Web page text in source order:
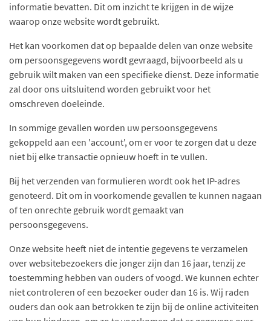
informatie bevatten. Dit om inzicht te krijgen in de wijze
waarop onze website wordt gebruikt.
Het kan voorkomen dat op bepaalde delen van onze website
om persoonsgegevens wordt gevraagd, bijvoorbeeld als u
gebruik wilt maken van een specifieke dienst. Deze informatie
zal door ons uitsluitend worden gebruikt voor het
omschreven doeleinde.
In sommige gevallen worden uw persoonsgegevens
gekoppeld aan een 'account', om er voor te zorgen dat u deze
niet bij elke transactie opnieuw hoeft in te vullen.
Bij het verzenden van formulieren wordt ook het IP-adres
genoteerd. Dit om in voorkomende gevallen te kunnen nagaan
of ten onrechte gebruik wordt gemaakt van
persoonsgegevens.
Onze website heeft niet de intentie gegevens te verzamelen
over websitebezoekers die jonger zijn dan 16 jaar, tenzij ze
toestemming hebben van ouders of voogd. We kunnen echter
niet controleren of een bezoeker ouder dan 16 is. Wij raden
ouders dan ook aan betrokken te zijn bij de online activiteiten